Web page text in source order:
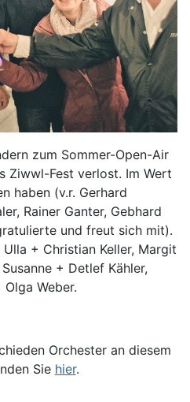
zum Sommer-Open-Air
Ziwwl-Fest verlost. Im Wert
haben (v.r. Gerhard
Rainer Ganter, Gebhard
und freut sich mit).
+ Christian Keller, Margit
+ Detlef Kähler,
Weber.
Orchester an diesem
Sie hier.